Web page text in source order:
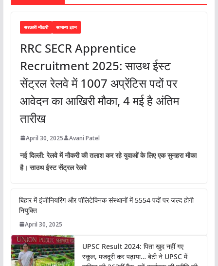
सरकारी नौकरी सामान्य ज्ञान
RRC SECR Apprentice
Recruitment 2025: साउथ ईस्ट
सेंट्रल रेलवे में 1007 अप्रेंटिस पदों पर
आवेदन का आखिरी मौका, 4 मई है अंतिम
तारीख
April 30, 2025 Avani Patel
नई दिल्ली: रेलवे में नौकरी की तलाश कर रहे युवाओं के लिए एक सुनहरा मौका
है। साउथ ईस्ट सेंट्रल रेलवे
बिहार में इंजीनियरिंग और पॉलिटेक्निक संस्थानों में 5554 पदों पर जल्द होगी
नियुक्ति
April 30, 2025
UPSC Result 2024: पिता खुद नहीं गए
स्कूल, मजदूरी कर पढ़ाया… बेटी ने UPSC में